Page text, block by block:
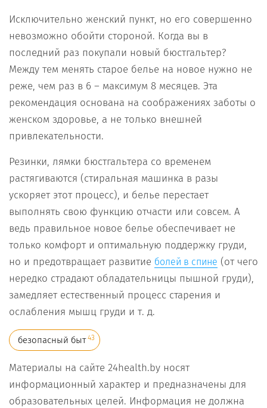
Исключительно женский пункт, но его совершенно
невозможно обойти стороной. Когда вы в
последний раз покупали новый бюстгальтер?
Между тем менять старое белье на новое нужно не
реже, чем раз в 6 – максимум 8 месяцев. Эта
рекомендация основана на соображениях заботы о
женском здоровье, а не только внешней
привлекательности.
Резинки, лямки бюстгальтера со временем
растягиваются (стиральная машинка в разы
ускоряет этот процесс), и белье перестает
выполнять свою функцию отчасти или совсем. А
ведь правильное новое белье обеспечивает не
только комфорт и оптимальную поддержку груди,
но и предотвращает развитие болей в спине (от чего
нередко страдают обладательницы пышной груди),
замедляет естественный процесс старения и
ослабления мышц груди и т. д.
безопасный быт43
Материалы на сайте 24health.by носят
информационный характер и предназначены для
образовательных целей. Информация не должна